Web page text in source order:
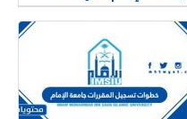
العليا 1448